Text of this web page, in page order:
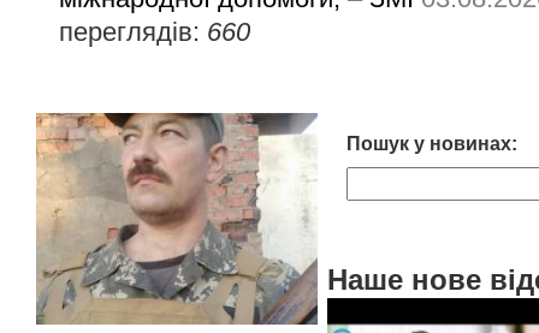
переглядів: 660
Пошук у новинах:
Наше нове